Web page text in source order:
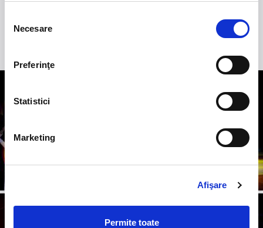
consimțământului
Necesare
Preferinţe
Statistici
Marketing
Afişare
Permite toate
dedicat celor 50 de ani de muzică și succes